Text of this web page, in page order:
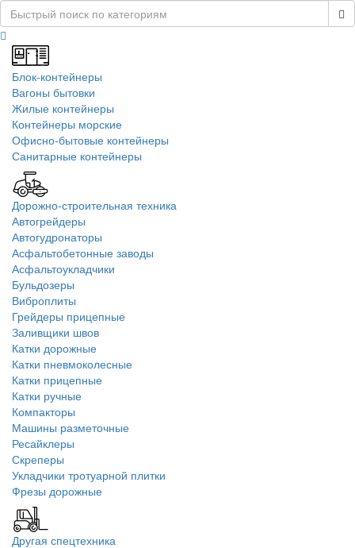
Блок-контейнеры
Вагоны бытовки
Жилые контейнеры
Контейнеры морские
Офисно-бытовые контейнеры
Санитарные контейнеры
Дорожно-строительная техника
Автогрейдеры
Автогудронаторы
Асфальтобетонные заводы
Асфальтоукладчики
Бульдозеры
Виброплиты
Грейдеры прицепные
Заливщики швов
Катки дорожные
Катки пневмоколесные
Катки прицепные
Катки ручные
Компакторы
Машины разметочные
Ресайклеры
Скреперы
Укладчики тротуарной плитки
Фрезы дорожные
Другая спецтехника